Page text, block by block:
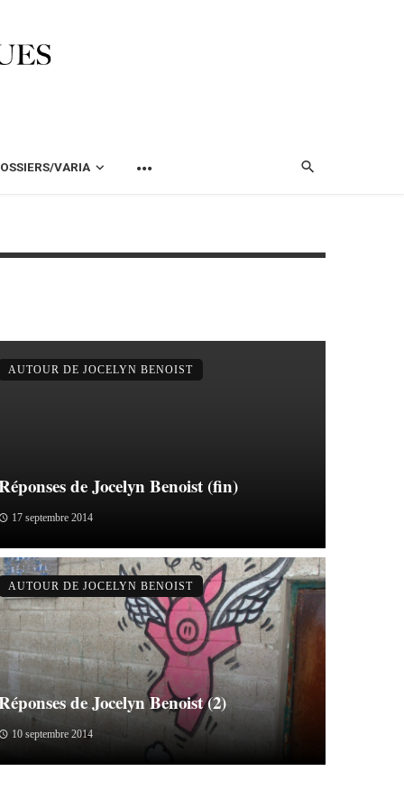
VARIA
de Jocelyn Benoist (fin)
17 septembre 2014
AUTOUR DE JOCELYN BENOIST
de Jocelyn Benoist (2)
10 septembre 2014
AUTOUR DE JOCELYN BENOIST